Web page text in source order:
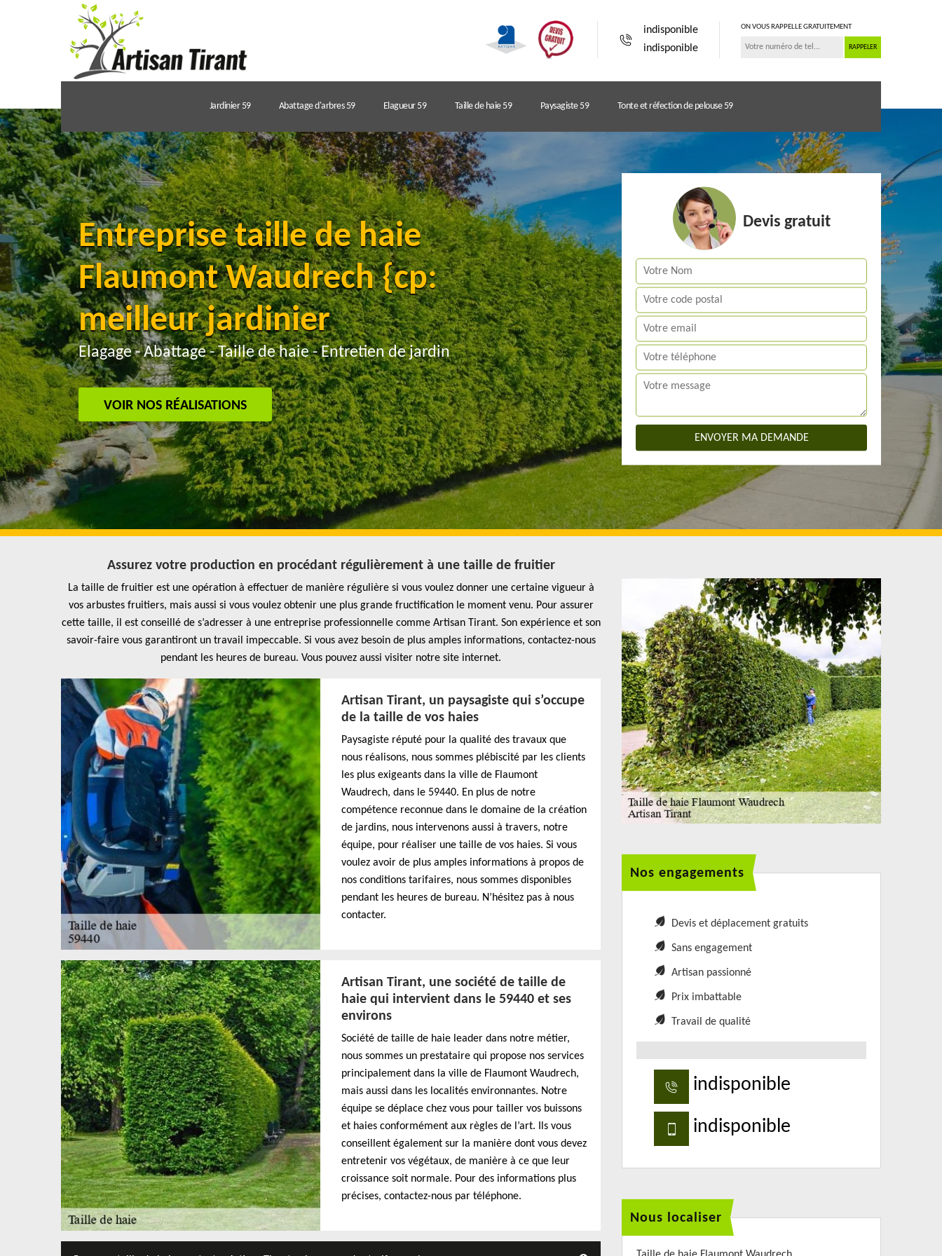
indisponible
indisponible
ON VOUS RAPPELLE GRATUITEMENT
Jardinier 59 Abattage d'arbres 59 Elagueur 59 Taille de haie 59 Paysagiste 59 Tonte et réfection de pelouse 59
Entreprise taille de haie
Flaumont Waudrech {cp:
meilleur jardinier
Elagage - Abattage - Taille de haie - Entretien de jardin
VOIR NOS RÉALISATIONS
Devis gratuit
Assurez votre production en procédant régulièrement à une taille de fruitier
La taille de fruitier est une opération à effectuer de manière régulière si vous voulez donner une certaine vigueur à
vos arbustes fruitiers, mais aussi si vous voulez obtenir une plus grande fructification le moment venu. Pour assurer
cette taille, il est conseillé de s’adresser à une entreprise professionnelle comme Artisan Tirant. Son expérience et son
savoir-faire vous garantiront un travail impeccable. Si vous avez besoin de plus amples informations, contactez-nous
pendant les heures de bureau. Vous pouvez aussi visiter notre site internet.
Artisan Tirant, un paysagiste qui s’occupe
de la taille de vos haies
Paysagiste réputé pour la qualité des travaux que
nous réalisons, nous sommes plébiscité par les clients
les plus exigeants dans la ville de Flaumont
Waudrech, dans le 59440. En plus de notre
compétence reconnue dans le domaine de la création
de jardins, nous intervenons aussi à travers, notre
équipe, pour réaliser une taille de vos haies. Si vous
voulez avoir de plus amples informations à propos de
nos conditions tarifaires, nous sommes disponibles
pendant les heures de bureau. N’hésitez pas à nous
contacter.
Artisan Tirant, une société de taille de
haie qui intervient dans le 59440 et ses
environs
Société de taille de haie leader dans notre métier,
nous sommes un prestataire qui propose nos services
principalement dans la ville de Flaumont Waudrech,
mais aussi dans les localités environnantes. Notre
équipe se déplace chez vous pour tailler vos buissons
et haies conformément aux règles de l’art. Ils vous
conseillent également sur la manière dont vous devez
entretenir vos végétaux, de manière à ce que leur
croissance soit normale. Pour des informations plus
précises, contactez-nous par téléphone.
Nos engagements
Devis et déplacement gratuits
Sans engagement
Artisan passionné
Prix imbattable
Travail de qualité
indisponible
indisponible
Nous localiser